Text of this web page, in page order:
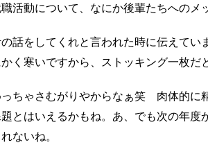
活動について、なにか後輩たちへのメ
話をしてくれと言われた時に伝えて
く寒いですから、ストッキング一枚だ
ちゃさむがりやからなぁ笑 肉体的に
とはいえるかもね。あ、でも次の年
ないね。